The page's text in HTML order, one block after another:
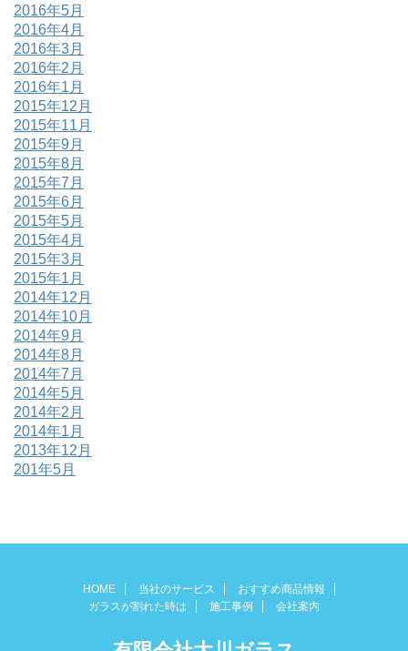
2016年5月
2016年4月
2016年3月
2016年2月
2016年1月
2015年12月
2015年11月
2015年9月
2015年8月
2015年7月
2015年6月
2015年5月
2015年4月
2015年3月
2015年1月
2014年12月
2014年10月
2014年9月
2014年8月
2014年7月
2014年5月
2014年2月
2014年1月
2013年12月
201年5月
HOME 当社のサービス
おすすめ商品情報
ガラスが割れた時は
施工事例 会社案内